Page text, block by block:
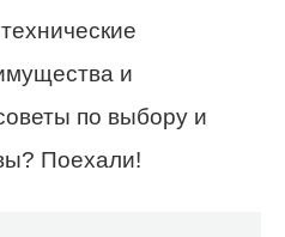
и
по выбору и
Поехали!